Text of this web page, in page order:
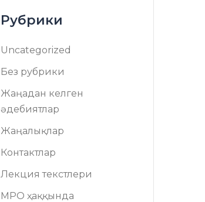
Рубрики
Uncategorized
Без рубрики
Жаңадан келген
әдебиятлар
Жаңалықлар
Контактлар
Лекция текстлери
МРО ҳаққында